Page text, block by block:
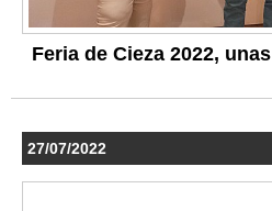
Feria de Cieza 2022,
27/07/2022